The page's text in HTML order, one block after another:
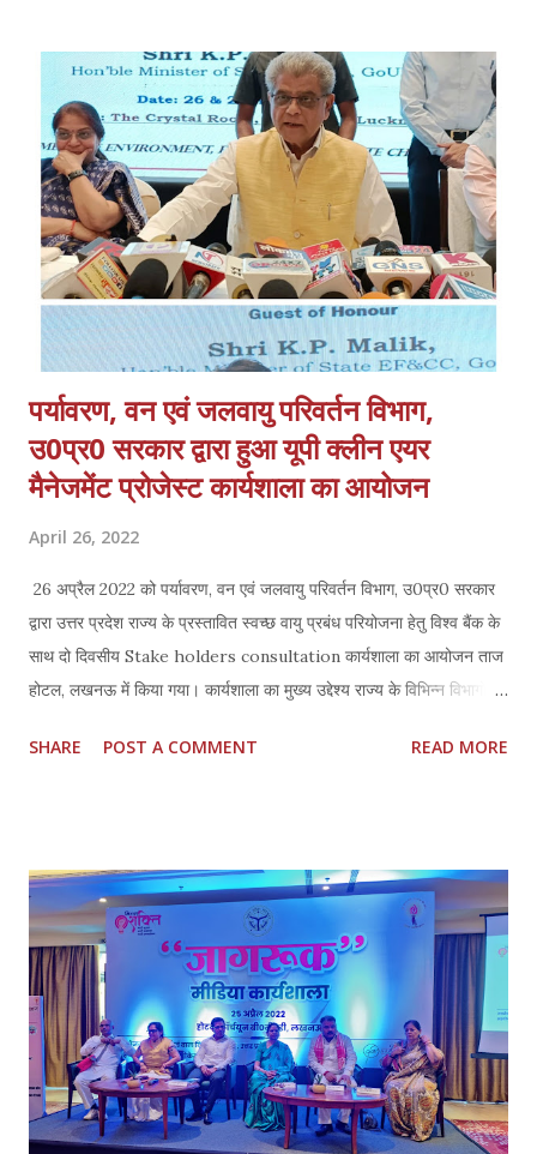
रखती है। उसके लिए बस उसकी मां ही उसकी दुनिया है। मोहन के लड़कपन के
समय से ही उसके दिल में बसी राधा, उससे अलग एक धार्मिक और आशावादी लड़की है,
जिसमें ढेर सारा प्यार और विनम्रता है। इस कहानी के कई दिलचस्प पन्नों के साथ
‘प्यार का पहला नाम राधा मोहन‘, मोहन की आंखों की वो चमक और उसकी खोई
मुस्कान लौटाने का सफर दिखाएगा। प्यार का पहला नाम राधा मोहन में शबी...
पर्यावरण, वन एवं जलवायु परिवर्तन विभाग,
उ0प्र0 सरकार द्वारा हुआ यूपी क्लीन एयर
मैनेजमेंट प्रोजेस्ट कार्यशाला का आयोजन
April 26, 2022
26 अप्रैल 2022 को पर्यावरण, वन एवं जलवायु परिवर्तन विभाग, उ0प्र0 सरकार
द्वारा उत्तर प्रदेश राज्य के प्रस्तावित स्वच्छ वायु प्रबंध परियोजना हेतु विश्व बैंक के
साथ दो दिवसीय Stake holders consultation कार्यशाला का आयोजन ताज
होटल, लखनऊ में किया गया। कार्यशाला का मुख्य उद्देश्य राज्य के विभिन्‍न विभागों को
विश्व बैंक के द्वारा प्रस्तावित सहयोग के बारे में अवगत कराना है। उत्तर प्रदेश भारत
लिए राज्य को तकनीकी सहायता प्रदान कर रहा है। विश्व बैंक द्वारा एयरशेड एप्रोच
और अंतर-विभागीय “ ONE TEAM UP” एप्रोच के तहत्‌ उ0प्र0 स्वच्छ वायु
कार्यक्रम के कार्यान्वयन का समर्थन करने का प्रस्ताव दिया गया है। विश्व बैंक द्वारा
प्रस्तावित NCAP के उद्देश्य, उत्तर प्रदेश सरकार के घोषणापत्र जै...
SHARE POST A COMMENT READ MORE